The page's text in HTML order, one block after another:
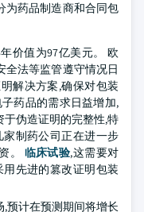
为药品制造商和合同包
价值为97亿美元。 欧
全法等监管遵守情况日
解决方案,确保对包装
药品的需求日益增加,
伪造证明的完整性,特
制药公司正在进一步
。 临床试验,这需要对
先进的篡改证明包装
预计在预测期间将增长